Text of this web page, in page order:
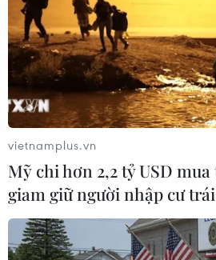
TIN LIÊN QUAN
vietnamplus.vn
Mỹ chi hơn 2,2 tỷ USD
giam giữ người nhập cư